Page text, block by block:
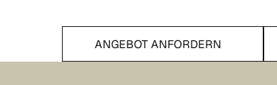
Angebot anfordern
ANGEBOT ANFORDERN